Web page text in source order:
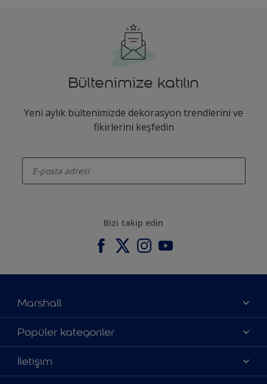
Bültenimize katılın
Yeni aylık bültenimizde dekorasyon trendlerini ve
fikirlerini keşfedin
Bizi takip edin
Marshall
Hakkımızda
Yatırımcı İlişkileri
Bilgi Toplum Hizmetleri
Popüler kategoriler
Renklerimiz
Ürünlerimiz
İletişim